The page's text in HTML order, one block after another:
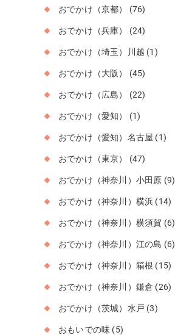
おでかけ（京都） (76)
おでかけ（兵庫） (24)
おでかけ（埼玉）川越 (1)
おでかけ（大阪） (45)
おでかけ（広島） (22)
おでかけ（愛知） (1)
おでかけ（愛知）名古屋 (1)
おでかけ（東京） (47)
おでかけ（神奈川）小田原 (9)
おでかけ（神奈川）横浜 (14)
おでかけ（神奈川）横須賀 (6)
おでかけ（神奈川）江の島 (6)
おでかけ（神奈川）箱根 (15)
おでかけ（神奈川）鎌倉 (26)
おでかけ（茨城）水戸 (3)
おもいでの味 (5)